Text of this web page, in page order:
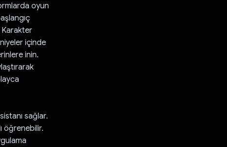
oyun
Karakter
içinde
inin.
sağlar.
öğrenebilir.